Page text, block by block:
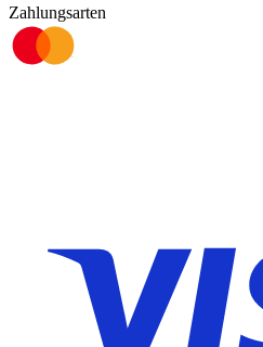
Zahlungsarten